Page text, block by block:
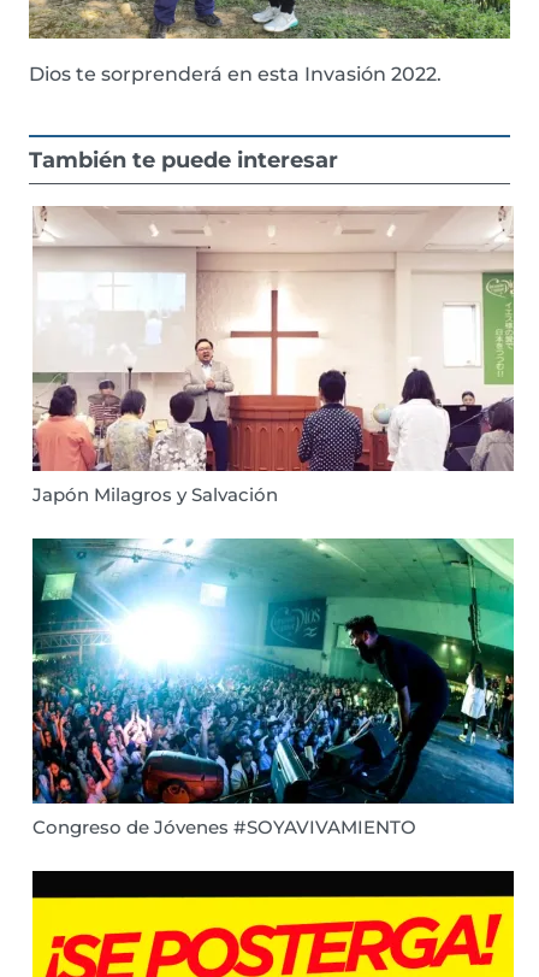
Dios te sorprenderá en esta Invasión 2022.
También te puede interesar
Japón Milagros y Salvación
Congreso de Jóvenes #SOYAVIVAMIENTO